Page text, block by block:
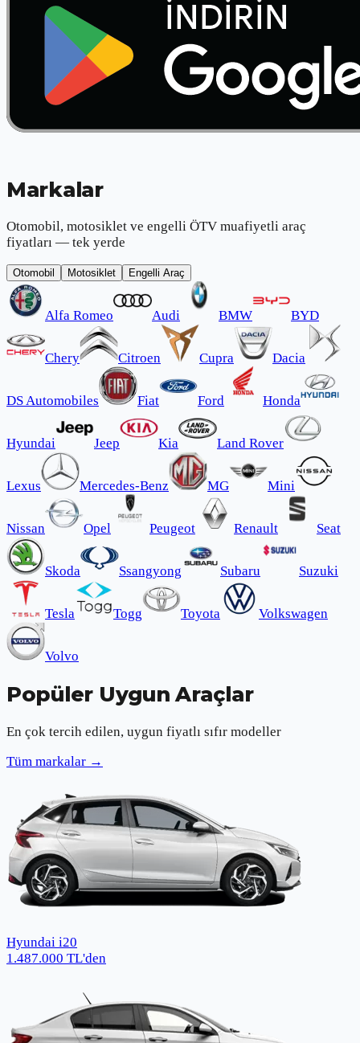
Markalar
Otomobil, motosiklet ve engelli ÖTV muafiyetli araç
fiyatları — tek yerde
Otomobil Motosiklet Engelli Araç
Alfa Romeo Audi BMW BYD
Chery Citroen Cupra Dacia
DS Automobiles Fiat Ford Honda
Hyundai Jeep Kia Land Rover
Lexus Mercedes-Benz MG Mini
Nissan Opel Peugeot Renault Seat
Skoda Ssangyong Subaru Suzuki
Tesla Togg Toyota Volkswagen
Volvo
Popüler Uygun Araçlar
En çok tercih edilen, uygun fiyatlı sıfır modeller
Tüm markalar →
Hyundai i20
1.487.000 TL'den